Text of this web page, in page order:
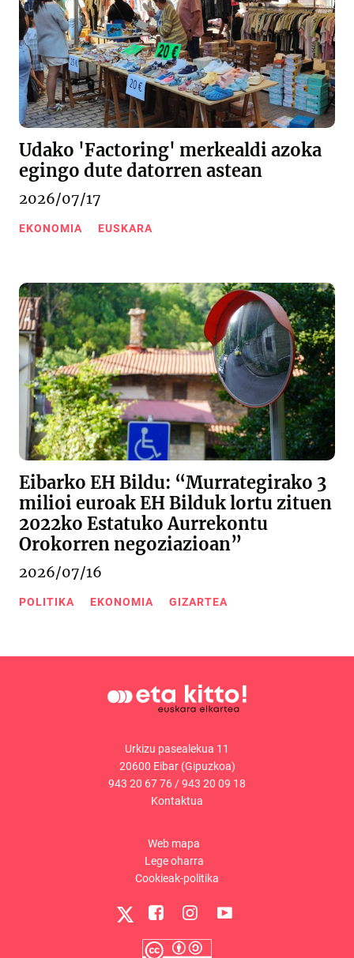
Udako 'Factoring' merkealdi azoka
egingo dute datorren astean
2026/07/17
EKONOMIA EUSKARA
Eibarko EH Bildu: “Murrategirako 3
milioi euroak EH Bilduk lortu zituen
2022ko Estatuko Aurrekontu
Orokorren negoziazioan”
2026/07/16
POLITIKA EKONOMIA GIZARTEA
Urkizu pasealekua 11
20600 Eibar (Gipuzkoa)
943 20 67 76/943 20 09 18
Kontaktua
Web mapa
Lege oharra
Cookieak-politika